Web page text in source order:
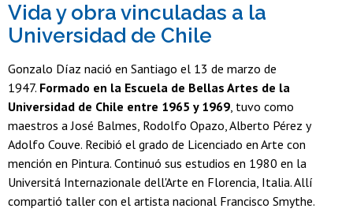
Vida y obra vinculadas a la
Universidad de Chile
Gonzalo Díaz nació en Santiago el 13 de marzo de
1947. Formado en la Escuela de Bellas Artes de la
Universidad de Chile entre 1965 y 1969, tuvo como
maestros a José Balmes, Rodolfo Opazo, Alberto Pérez y
Adolfo Couve. Recibió el grado de Licenciado en Arte con
mención en Pintura. Continuó sus estudios en 1980 en la
Universitá Internazionale dell'Arte en Florencia, Italia. Allí
compartió taller con el artista nacional Francisco Smythe.